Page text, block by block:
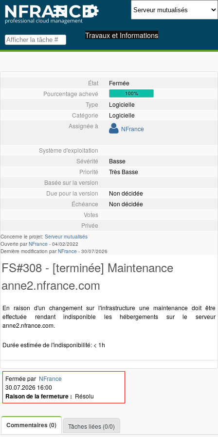
Travaux et Informations
État
Fermée
Pourcentage achevé
100%
Type
Logicielle
Catégorie
Logicielle
Assignée à
NFrance
Système d'exploitation
Sévérité
Basse
Priorité
Très Basse
Basée sur la version
Due pour la version
Non décidée
Échéance
Non décidée
Votes
Privée
Concerne le projet: Serveur mutualisés
Ouverte parNFrance - 04/02/2022
Dernière modification parNFrance - 30/07/2026
FS#308 - [terminée] Maintenance
anne2.nfrance.com
En raison d'un changement sur l'infrastructure une maintenance doit être
effectuée rendant indisponible les hébergements sur le serveur
anne2.nfrance.com.
Durée estimée de l'indisponibilité: < 1h
Fermée par NFrance
30.07.2026 16:00
Raison de la fermeture : Résolu
Commentaires (0) Tâches liées (0/0)